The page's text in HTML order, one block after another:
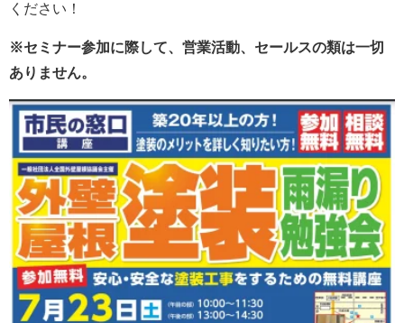
ください！
※セミナー参加に際して、営業活動、セールスの類は一切
ありません。